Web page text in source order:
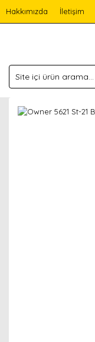
Hakkımızda İletişim